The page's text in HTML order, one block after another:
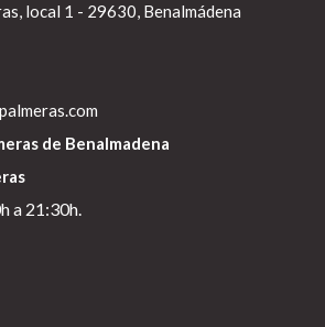
local 1 - 29630, Benalmádena
de Benalmadena
a 21:30h.